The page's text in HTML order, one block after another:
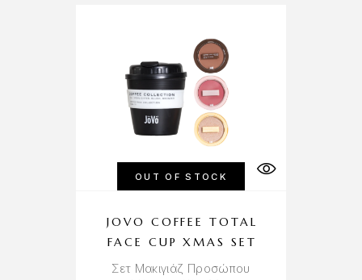
OUT OF STOCK
JOVO COFFEE TOTAL
FACE CUP XMAS SET
Σετ Μακιγιάζ Προσώπου